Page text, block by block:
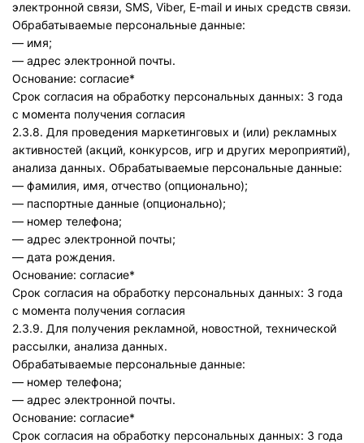
электронной связи, SMS, Viber, E-mail и иных средств связи.
Обрабатываемые персональные данные:
— имя;
— адрес электронной почты.
Основание: согласие*
Срок согласия на обработку персональных данных: 3 года
с момента получения согласия
2.3.8. Для проведения маркетинговых и (или) рекламных
активностей (акций, конкурсов, игр и других мероприятий),
анализа данных. Обрабатываемые персональные данные:
— фамилия, имя, отчество (опционально);
— паспортные данные (опционально);
— номер телефона;
— адрес электронной почты;
— дата рождения.
Основание: согласие*
Срок согласия на обработку персональных данных: 3 года
с момента получения согласия
2.3.9. Для получения рекламной, новостной, технической
рассылки, анализа данных.
Обрабатываемые персональные данные:
— номер телефона;
— адрес электронной почты.
Основание: согласие*
Срок согласия на обработку персональных данных: 3 года